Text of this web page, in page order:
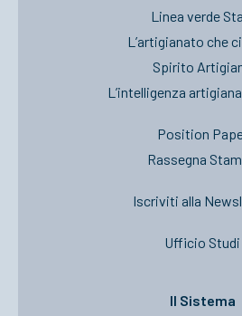
Linea verde
L’artigianato che
Spirito
L’intelligenza
Position
Rassegna
Iscriviti alla
Ufficio Studi
Il Sistema